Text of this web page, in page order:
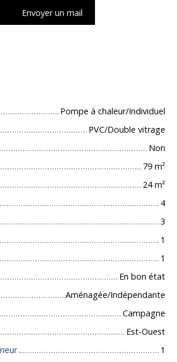
Envoyer un mail
Pompe à chaleur/Individuel
PVC/Double vitrage
Non
79 m²
24m²
4
3
1
1
En bon état
Aménagée/Indépendante
Campagne
Est-Ouest
1